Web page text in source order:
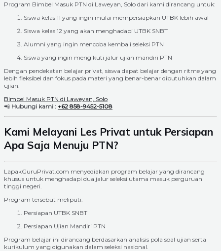
Program Bimbel Masuk PTN di Laweyan, Solo dari kami dirancang untuk:
Siswa kelas 11 yang ingin mulai mempersiapkan UTBK lebih awal
Siswa kelas 12 yang akan menghadapi UTBK SNBT
Alumni yang ingin mencoba kembali seleksi PTN
Siswa yang ingin mengikuti jalur ujian mandiri PTN
Dengan pendekatan belajar privat, siswa dapat belajar dengan ritme yang
lebih fleksibel dan fokus pada materi yang benar-benar dibutuhkan dalam
ujian.
Bimbel Masuk PTN di Laweyan, Solo
📲 Hubungi kami : +62 858-9452-5108
Kami Melayani Les Privat untuk Persiapan
Apa Saja Menuju PTN?
LapakGuruPrivat.com menyediakan program belajar yang dirancang
khusus untuk menghadapi dua jalur seleksi utama masuk perguruan
tinggi negeri.
Program tersebut meliputi:
Persiapan UTBK SNBT
Persiapan Ujian Mandiri PTN
Program belajar ini dirancang berdasarkan analisis pola soal ujian serta
kurikulum yang digunakan dalam seleksi nasional.